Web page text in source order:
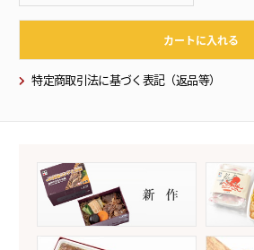
カートに入れる
特定商取引法に基づく表記（返品等）